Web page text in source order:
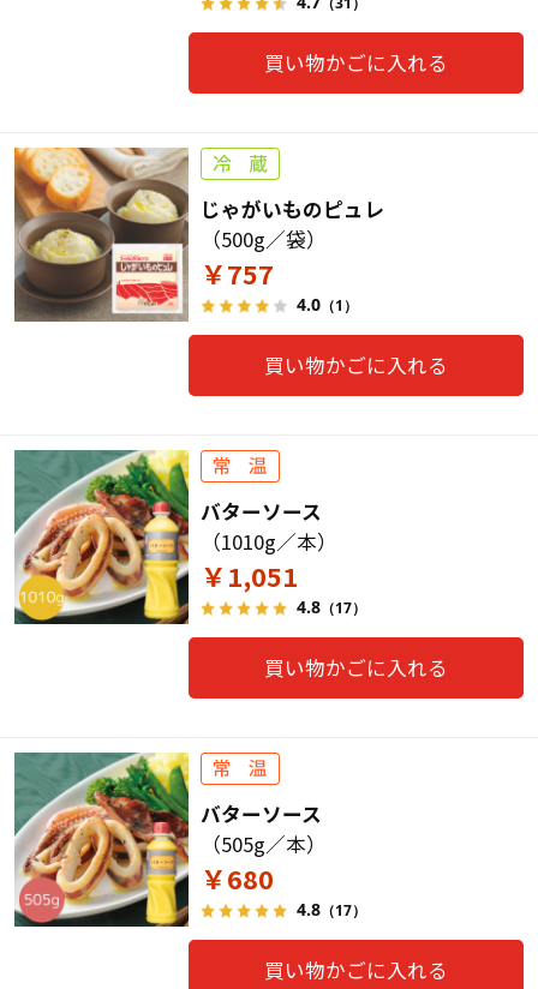
買い物かごに入れる
じゃがいものピュレ
（500g／袋）
￥757
4.0（1）
買い物かごに入れる
バターソース
（1010g／本）
￥1,051
4.8（17）
買い物かごに入れる
バターソース
（505g／本）
￥680
4.8（17）
買い物かごに入れる